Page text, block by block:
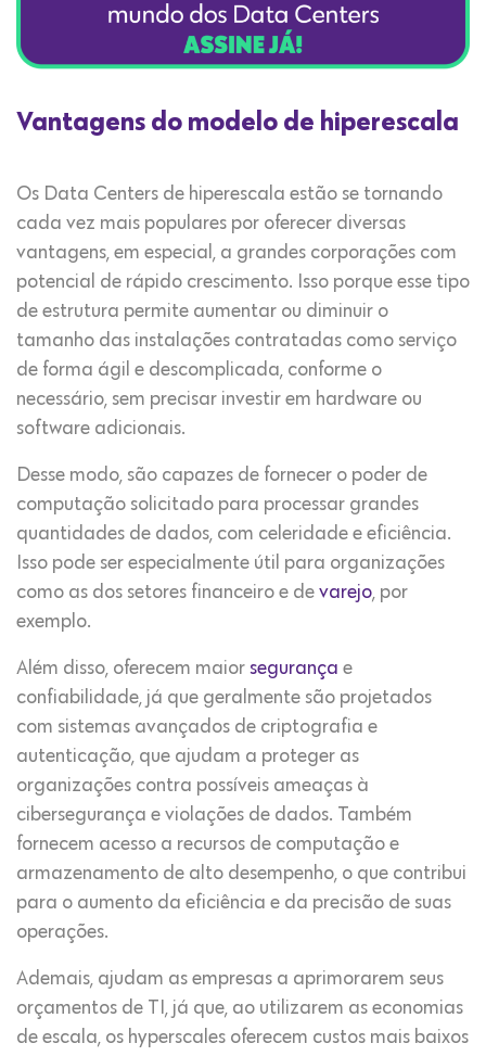
Vantagens do modelo de hiperescala
Os Data Centers de hiperescala estão se tornando
cada vez mais populares por oferecer diversas
vantagens, em especial, a grandes corporações com
potencial de rápido crescimento. Isso porque esse tipo
de estrutura permite aumentar ou diminuir o
tamanho das instalações contratadas como serviço
de forma ágil e descomplicada, conforme o
necessário, sem precisar investir em hardware ou
software adicionais.
Desse modo, são capazes de fornecer o poder de
computação solicitado para processar grandes
quantidades de dados, com celeridade e eficiência.
Isso pode ser especialmente útil para organizações
como as dos setores financeiro e de varejo, por
exemplo.
Além disso, oferecem maior segurança e
confiabilidade, já que geralmente são projetados
com sistemas avançados de criptografia e
autenticação, que ajudam a proteger as
organizações contra possíveis ameaças à
cibersegurança e violações de dados. Também
fornecem acesso a recursos de computação e
armazenamento de alto desempenho, o que contribui
para o aumento da eficiência e da precisão de suas
operações.
Ademais, ajudam as empresas a aprimorarem seus
orçamentos de TI, já que, ao utilizarem as economias
de escala, os hyperscales oferecem custos mais baixos